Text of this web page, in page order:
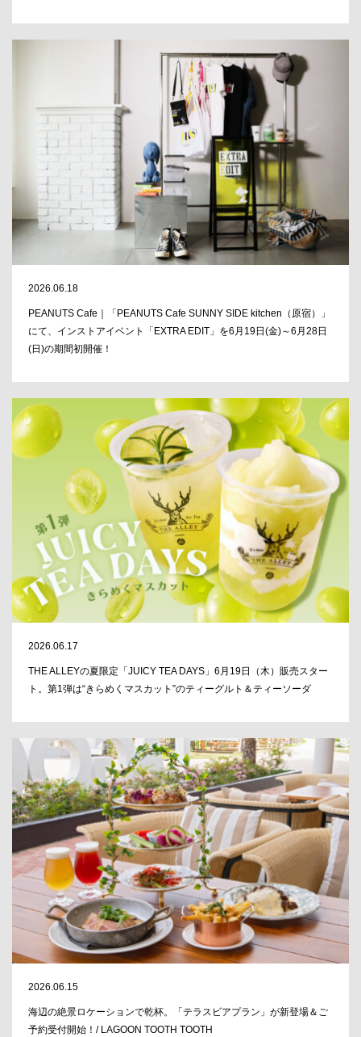
2026.06.18
PEANUTS Cafe｜「PEANUTS Cafe SUNNY SIDE kitchen（原宿）」
にて、インストアイベント「EXTRA EDIT」を6月19日(金)～6月28日
(日)の期間初開催！
2026.06.17
THE ALLEYの夏限定「JUICY TEA DAYS」6月19日（木）販売スター
ト。第1弾は“きらめくマスカット”のティーグルト＆ティーソーダ
2026.06.15
海辺の絶景ロケーションで乾杯。「テラスビアプラン」が新登場＆ご
予約受付開始！/ LAGOON TOOTH TOOTH